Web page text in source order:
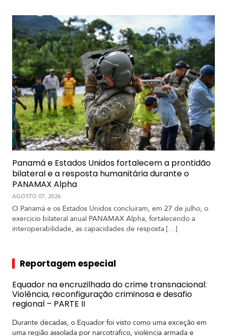
Panamá e Estados Unidos fortalecem a prontidão
bilateral e a resposta humanitária durante o
PANAMAX Alpha
AGOSTO 07, 2026
O Panamá e os Estados Unidos concluíram, em 27 de julho, o
exercício bilateral anual PANAMAX Alpha, fortalecendo a
interoperabilidade, as capacidades de resposta […]
Reportagem especial
Equador na encruzilhada do crime transnacional:
Violência, reconfiguração criminosa e desafio
regional – PARTE II
Durante décadas, o Equador foi visto como uma exceção em
uma região assolada por narcotráfico, violência armada e